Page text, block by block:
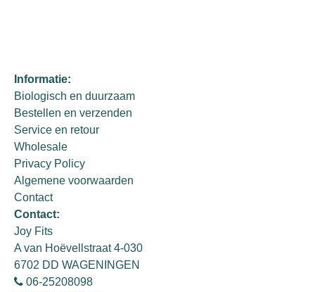
Informatie:
Biologisch en duurzaam
Bestellen en verzenden
Service en retour
Wholesale
Privacy Policy
Algemene voorwaarden
Contact
Contact:
Joy Fits
A van Hoëvellstraat 4-030
6702 DD WAGENINGEN
06-25208098